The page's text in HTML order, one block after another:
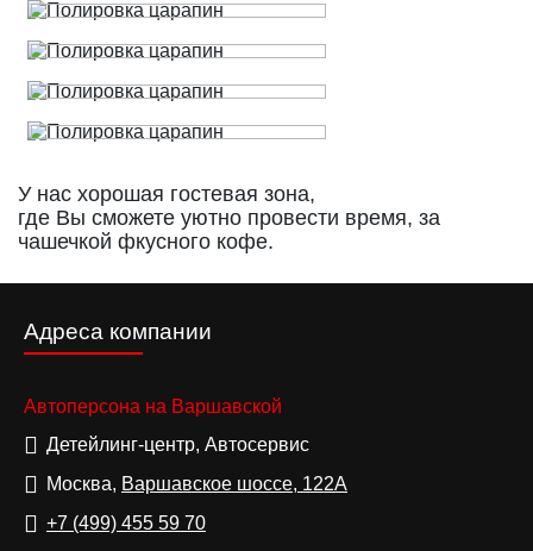
У нас хорошая гостевая зона,
где Вы сможете уютно провести время, за
чашечкой фкусного кофе.
Адреса компании
Автоперсона на Варшавской
Детейлинг-центр, Автосервис
Москва, Варшавское шоссе, 122А
+7 (499) 455 59 70